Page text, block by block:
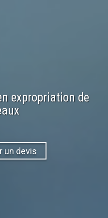
expropriation de
un devis